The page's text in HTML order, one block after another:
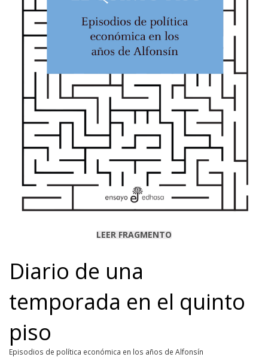
LEER FRAGMENTO
Diario de una
temporada en el quinto
piso
Episodios de política económica en los años de Alfonsín